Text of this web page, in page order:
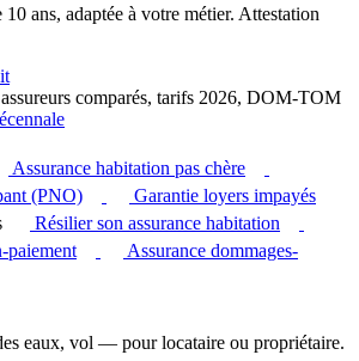
ans, adaptée à votre métier. Attestation
comparés, tarifs 2026, DOM-TOM
Assurance habitation pas chère
(PNO)
Garantie loyers impayés
Résilier son assurance habitation
paiement
Assurance dommages-
eaux, vol — pour locataire ou propriétaire.